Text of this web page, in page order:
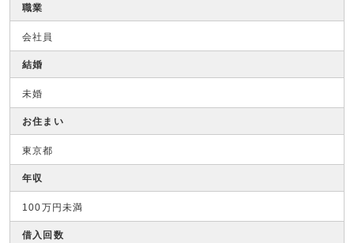
職業
会社員
結婚
未婚
お住まい
東京都
年収
100万円未満
借入回数